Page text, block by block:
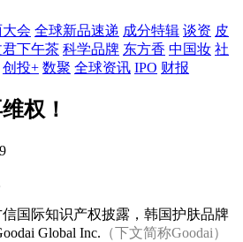
会 全球新品速递 成分特辑 谈资 皮
君下午茶 科学品牌 东方香 中国妆 社
创投+ 数聚 全球资讯 IPO 财报
权！
信国际知识产权披露，韩国护肤品牌
Global Inc. （下文简称Goodai）